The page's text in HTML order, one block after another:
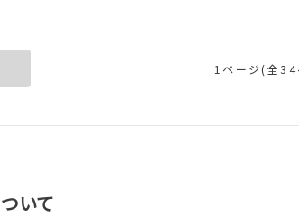
1ページ(全34
いて